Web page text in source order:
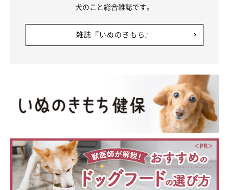
犬のこと総合雑誌です。
雑誌『いぬのきもち』